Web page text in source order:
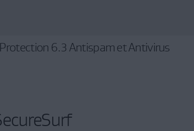
6.3 Antispam et Antivirus